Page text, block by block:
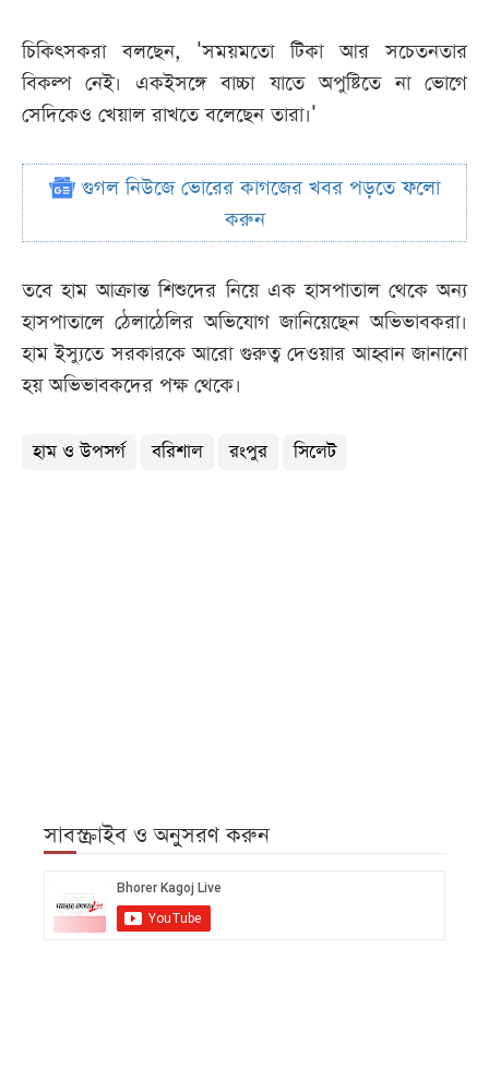
চিকিৎসকরা বলছেন, 'সময়মতো টিকা আর সচেতনতার
বিকল্প নেই। একইসঙ্গে বাচ্চা যাতে অপুষ্টিতে না ভোগে
সেদিকেও খেয়াল রাখতে বলেছেন তারা।'
গুগল নিউজে ভোরের কাগজের খবর পড়তে ফলো
করুন
তবে হাম আক্রান্ত শিশুদের নিয়ে এক হাসপাতাল থেকে অন্য
হাসপাতালে ঠেলাঠেলির অভিযোগ জানিয়েছেন অভিভাবকরা।
হাম ইস্যুতে সরকারকে আরো গুরুত্ব দেওয়ার আহ্বান জানানো
হয় অভিভাবকদের পক্ষ থেকে।
হাম ও উপসর্গ বরিশাল রংপুর সিলেট
সাবস্ক্রাইব ও অনুসরণ করুন